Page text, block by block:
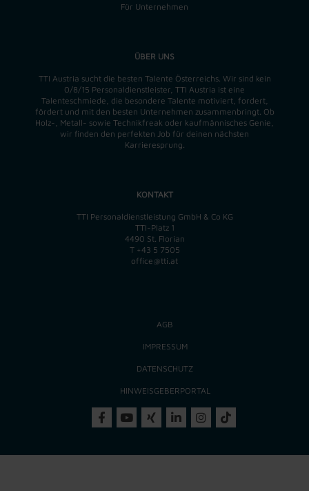
Für Unternehmen
ÜBER UNS
TTI Austria sucht die besten Talente Österreichs. Wir sind kein
0/8/15 Personaldienstleister, TTI Austria ist eine
Talenteschmiede, die besondere Talente motiviert, fordert,
fördert und mit den besten Unternehmen zusammenbringt. Ob
Holz-, Metall- sowie Technikfreak oder kaufmännisches Genie,
wir finden den perfekten Job für deinen nächsten
Karrieresprung.
KONTAKT
TTI Personaldienstleistung GmbH & Co KG
TTI-Platz 1
4490 St. Florian
T +43 5 7505
office@tti.at
AGB
IMPRESSUM
DATENSCHUTZ
HINWEISGEBERPORTAL